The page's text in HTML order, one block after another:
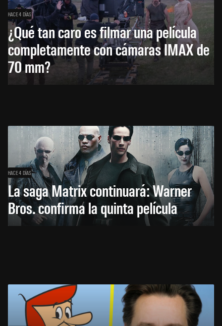
HACE 4 DÍAS
¿Qué tan caro es filmar una película
completamente con cámaras IMAX de
70 mm?
HACE 4 DÍAS
La saga Matrix continuará: Warner
Bros. confirma la quinta película